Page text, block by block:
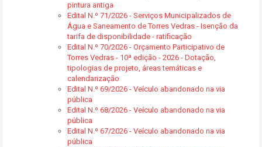
pintura antiga
Edital N.º 71/2026 - Serviços Municipalizados de
Água e Saneamento de Torres Vedras - Isenção da
tarifa de disponibilidade - ratificação
Edital N.º 70/2026 - Orçamento Participativo de
Torres Vedras - 10ª edição - 2026 - Dotação,
tipologias de projeto, áreas temáticas e
calendarização
Edital N.º 69/2026 - Veículo abandonado na via
pública
Edital N.º 68/2026 - Veículo abandonado na via
pública
Edital N.º 67/2026 - Veículo abandonado na via
pública